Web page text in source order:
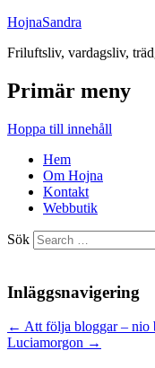
HojnaSandra
Friluftsliv, vardagsliv,
Primär meny
Hoppa till innehåll
Hem
Om Hojna
Kontakt
Webbutik
Sök
Inläggsnavigering
← Att följa bloggar – nio
Luciamorgon →